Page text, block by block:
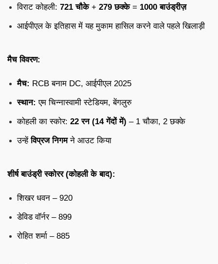
विराट कोहली: 721 चौके+ 279 छक्के= 1000 बाउंड्रीज़
आईपीएल के इतिहास में यह मुकाम हासिल करने वाले पहले खिलाड़ी
मैच विवरण:
मैच: RCB बनाम DC, आईपीएल 2025
स्थान: एम चिन्नास्वामी स्टेडियम, बेंगलुरु
कोहली का स्कोर: 22 रन (14 गेंदों में) – 1 चौका, 2 छक्के
उन्हेंविप्रज निगमने आउट किया
शीर्ष बाउंड्री स्कोरर (कोहली के बाद):
शिखर धवन – 920
डेविड वॉर्नर – 899
रोहित शर्मा – 885